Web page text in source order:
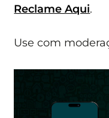
Reclame Aqui.
Use com